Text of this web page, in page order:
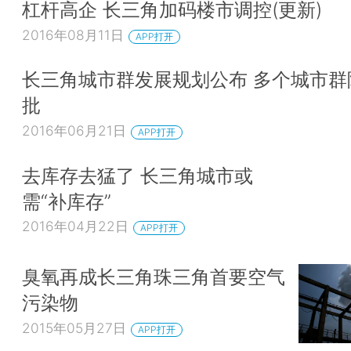
杠杆高企 长三角加码楼市调控(更新)
2016年08月11日 APP打开
长三角城市群发展规划公布 多个城市
批
2016年06月21日 APP打开
去库存去猛了 长三角城市或
需“补库存”
2016年04月22日 APP打开
臭氧再成长三角珠三角首要空气
污染物
2015年05月27日 APP打开